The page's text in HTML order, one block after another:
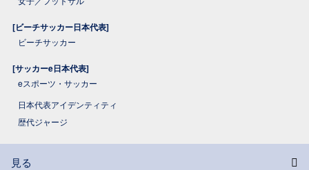
[ビーチサッカー日本代表]
ビーチサッカー
[サッカーe日本代表]
eスポーツ・サッカー
日本代表アイデンティティ
歴代ジャージ
見る